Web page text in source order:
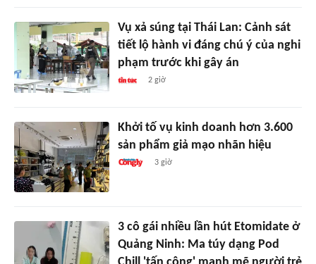
Vụ xả súng tại Thái Lan: Cảnh sát
tiết lộ hành vi đáng chú ý của nghi
phạm trước khi gây án
2 giờ
Khởi tố vụ kinh doanh hơn 3.600
sản phẩm giả mạo nhãn hiệu
3 giờ
3 cô gái nhiều lần hút Etomidate ở
Quảng Ninh: Ma túy dạng Pod